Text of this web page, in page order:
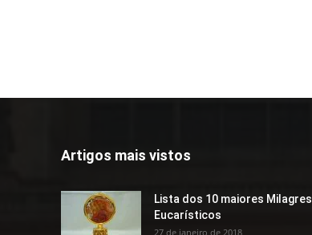
Artigos mais vistos
Lista dos 10 maiores Milagres
Eucarísticos
27 de janeiro de 2018